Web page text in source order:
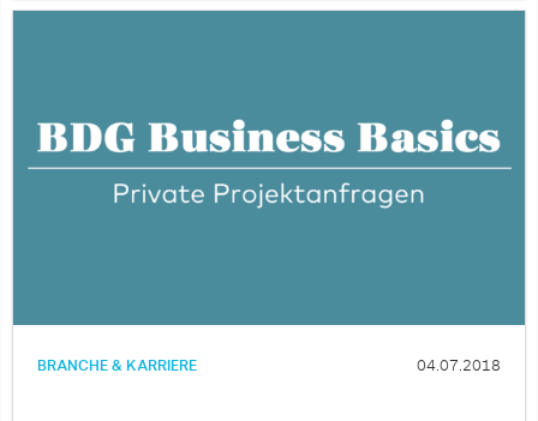
BRANCHE & KARRIERE 04.07.2018